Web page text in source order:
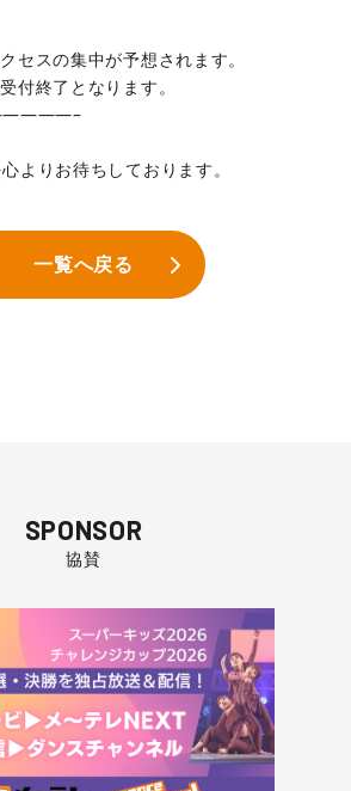
セスの集中が予想されます。
付終了となります。
よりお待ちしております。
一覧へ戻る
SPONSOR
協賛